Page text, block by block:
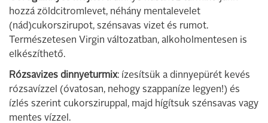
hozzá zöldcitromlevet, néhány mentalevelet
(nád)cukorszirupot, szénsavas vizet és rumot.
Természetesen Virgin változatban, alkoholmentesen is
elkészíthető.
Rózsavizes dinnyeturmix: ízesítsük a dinnyepürét kevés
rózsavízzel (óvatosan, nehogy szappaníze legyen!) és
ízlés szerint cukorsziruppal, majd hígítsuk szénsavas vagy
mentes vízzel.